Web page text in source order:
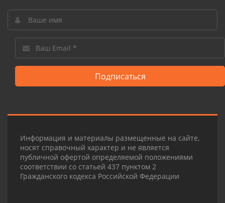
Подписаться
Информация и материалы размещенные на сайте,
носят справочный характер и не является
публичной офертой определяемой положениями
соответствии со статьей 437 пунктом 2
Гражданского кодекса Российской Федерации